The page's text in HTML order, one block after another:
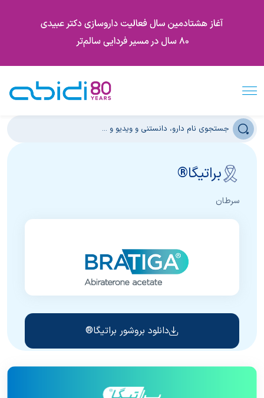
براتیگا®
سرطان
دانلود بروشور براتیگا®